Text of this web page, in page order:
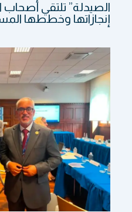
الصيدلة” تلتقي
إنجازاتها وخططها